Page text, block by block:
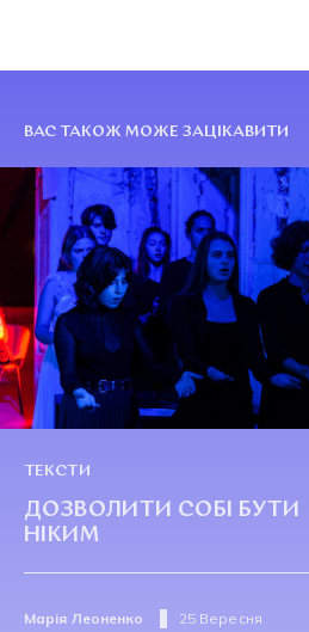
ВАС ТАКОЖ МОЖЕ ЗАЦІКАВИТИ
ТЕКСТИ
ДОЗВОЛИТИ СОБІ БУТИ
НІКИМ
Марія Леоненко 25 Вересня